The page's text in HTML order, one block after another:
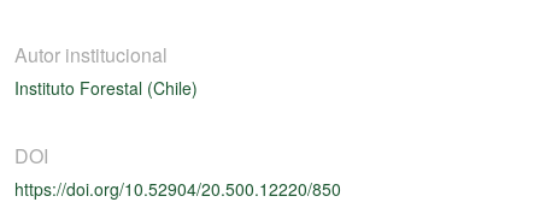
Autor institucional
Instituto Forestal (Chile)
DOI
https://doi.org/10.52904/20.500.12220/850